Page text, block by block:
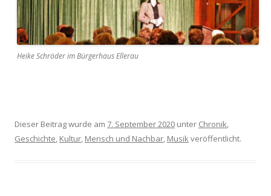
Heike Schröder im Bürgerhaus Ellerau
Dieser Beitrag wurde am 7. September 2020 unter Chronik,
Geschichte, Kultur, Mensch und Nachbar, Musikveröffentlicht.